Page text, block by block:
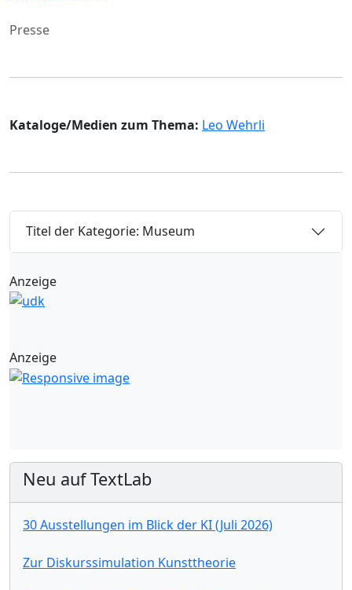
Presse
Kataloge/Medien zum Thema: Leo Wehrli
Titel der Kategorie: Museum
Anzeige
Anzeige
Neu auf TextLab
30 Ausstellungen im Blick der KI (Juli 2026)
Zur Diskurssimulation Kunsttheorie